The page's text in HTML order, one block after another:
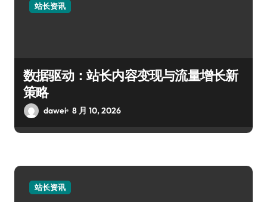
站长资讯
数据驱动：站长内容变现与流量增长新
策略
dawei 8 月 10, 2026
站长资讯